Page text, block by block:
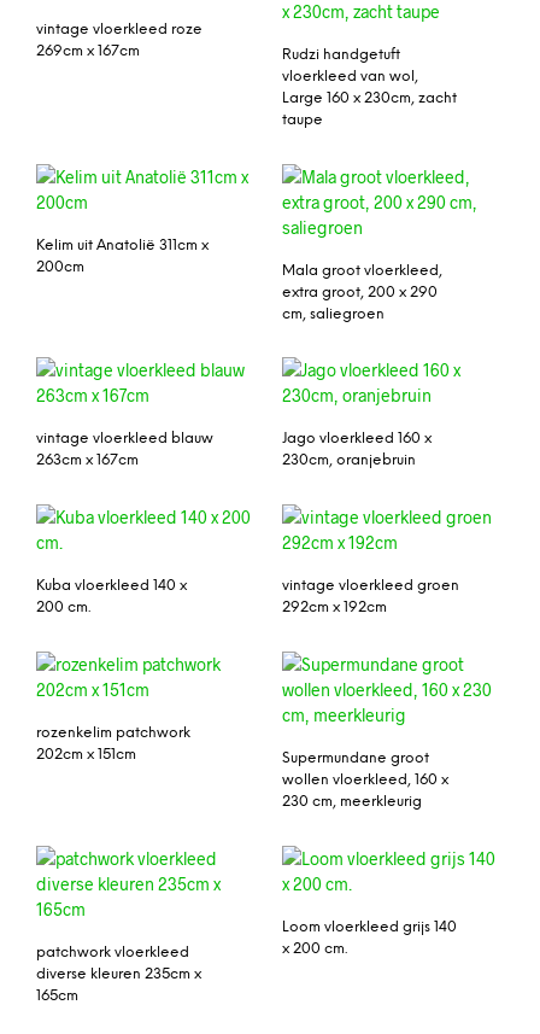
vintage vloerkleed roze
269cm x 167cm
Rudzi handgetuft
vloerkleed van wol,
Large 160 x 230cm, zacht
taupe
Kelim uit Anatolië 311cm x
200cm
Mala groot vloerkleed,
extra groot, 200 x 290
cm, saliegroen
vintage vloerkleed blauw
263cm x 167cm
Jago vloerkleed 160 x
230cm, oranjebruin
Kuba vloerkleed 140 x
200 cm.
vintage vloerkleed groen
292cm x 192cm
rozenkelim patchwork
202cm x 151cm
Supermundane groot
wollen vloerkleed, 160 x
230 cm, meerkleurig
patchwork vloerkleed
diverse kleuren 235cm x
165cm
Loom vloerkleed grijs 140
x 200 cm.